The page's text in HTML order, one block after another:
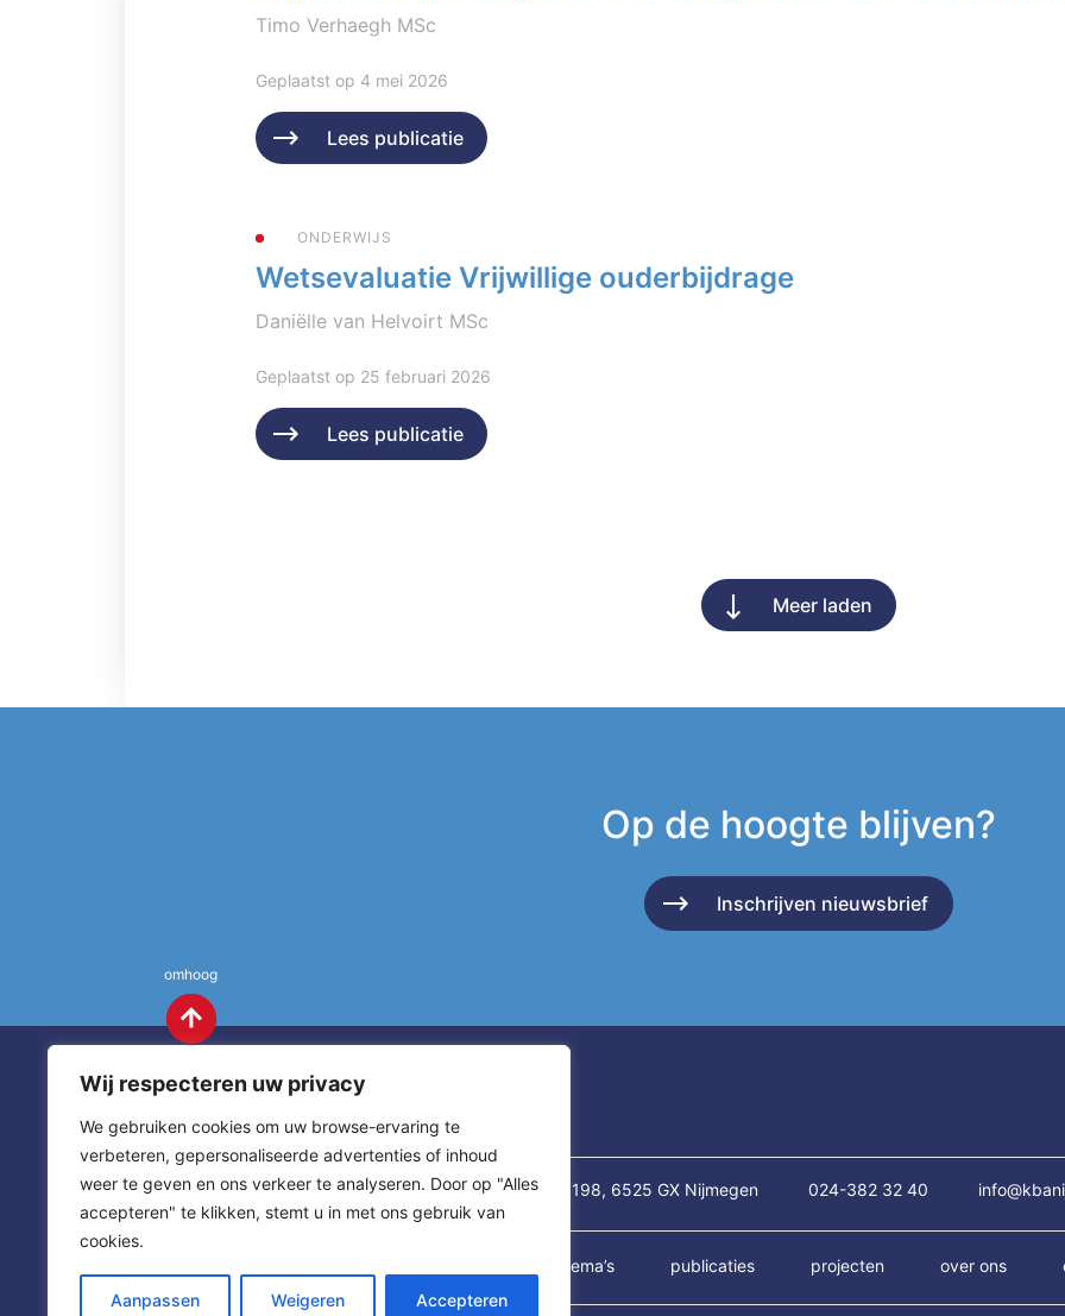
Wij respecteren uw privacy
We gebruiken cookies om uw browse-ervaring te
verbeteren, gepersonaliseerde advertenties of inhoud
weer te geven en ons verkeer te analyseren. Door op "Alles
accepteren" te klikken, stemt u in met ons gebruik van
cookies.
Aanpassen Weigeren Accepteren
Timo Verhaegh MSc
Geplaatst op 4 mei 2026
Lees publicatie
ONDERWIJS
Wetsevaluatie Vrijwillige ouderbijdrage
Daniëlle van Helvoirt MSc
Geplaatst op 25 februari 2026
Lees publicatie
Meer laden
Op de hoogte blijven?
Inschrijven nieuwsbrief
omhoog
Contact St. Annastraat 198, 6525 GX Nijmegen 024-382 32 40
thema’s publicaties projecten over ons